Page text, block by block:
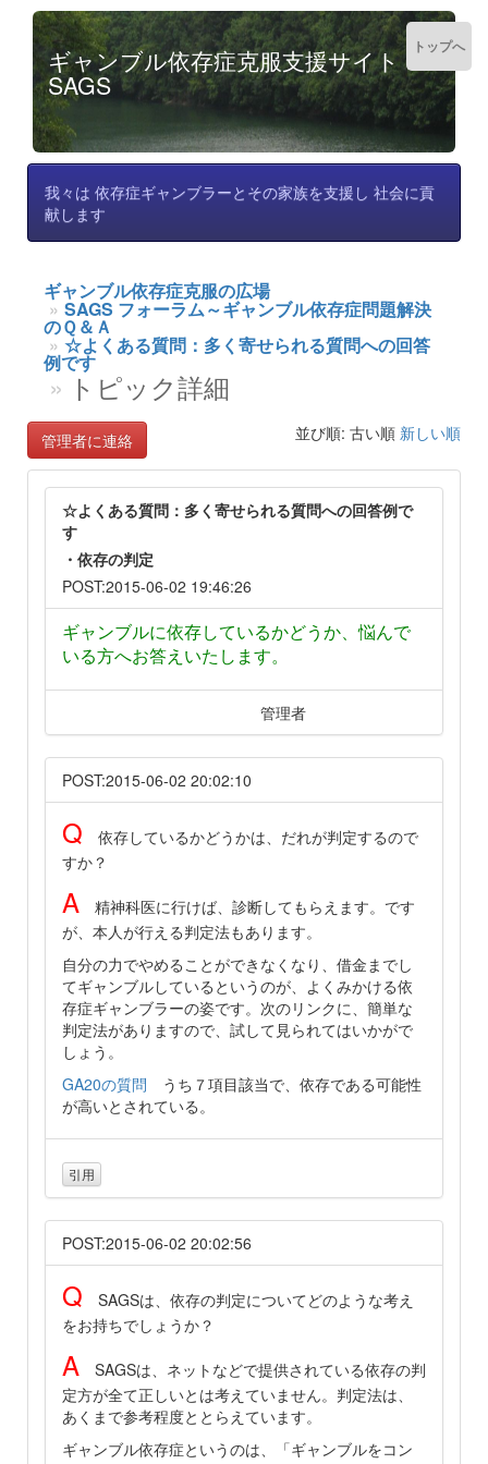
ギャンブル依存症克服支援サイト
SAGS
我々は 依存症ギャンブラーとその家族を支援し 社会に貢
献します
ギャンブル依存症克服の広場
SAGS フォーラム～ギャンブル依存症問題解決
のＱ＆Ａ
☆よくある質問：多く寄せられる質問への回答
例です
トピック詳細
管理者に連絡 並び順: 古い順 新しい順
☆よくある質問：多く寄せられる質問への回答例で
す
・依存の判定
POST:2015-06-02 19:46:26
ギャンブルに依存しているかどうか、悩んで
いる方へお答えいたします。
管理者
POST:2015-06-02 20:02:10
Q 依存しているかどうかは、だれが判定するので
すか？
A 精神科医に行けば、診断してもらえます。です
が、本人が行える判定法もあります。
自分の力でやめることができなくなり、借金までし
てギャンブルしているというのが、よくみかける依
存症ギャンブラーの姿です。次のリンクに、簡単な
判定法がありますので、試して見られてはいかがで
しょう。
GA20の質問 うち７項目該当で、依存である可能性
が高いとされている。
引用
POST:2015-06-02 20:02:56
Q SAGSは、依存の判定についてどのような考え
をお持ちでしょうか？
A SAGSは、ネットなどで提供されている依存の判
定方が全て正しいとは考えていません。判定法は、
あくまで参考程度ととらえています。
ギャンブル依存症というのは、「ギャンブルをコン
トップへ